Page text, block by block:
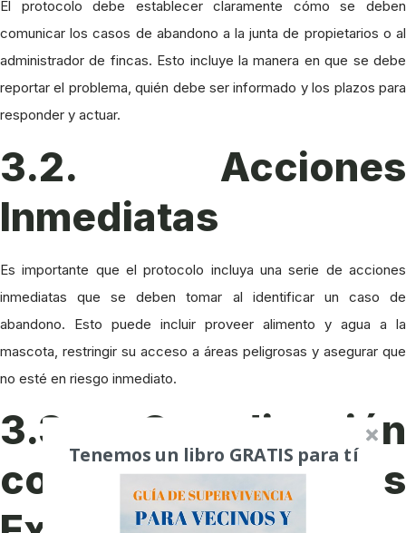
El protocolo debe establecer claramente cómo se deben
comunicar los casos de abandono a la junta de propietarios o al
administrador de fincas. Esto incluye la manera en que se debe
reportar el problema, quién debe ser informado y los plazos para
responder y actuar.
3.2. Acciones
Inmediatas
Es importante que el protocolo incluya una serie de acciones
inmediatas que se deben tomar al identificar un caso de
abandono. Esto puede incluir proveer alimento y agua a la
mascota, restringir su acceso a áreas peligrosas y asegurar que
no esté en riesgo inmediato.
3.3. Coordinación
con Servicios
Tenemos un libro GRATIS para tí